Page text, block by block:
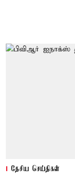
தேசிய செய்திகள்